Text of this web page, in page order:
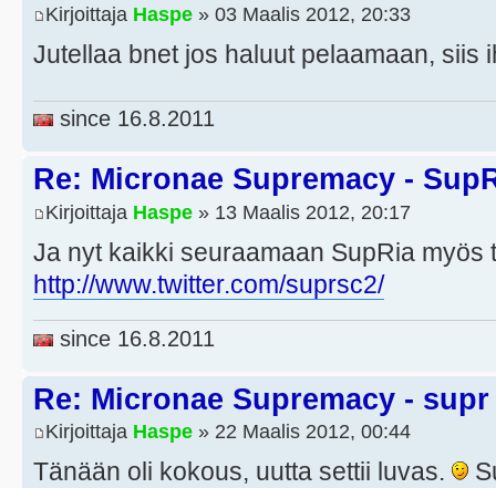
Kirjoittaja Haspe » 03 Maalis 2012, 20:33
Jutellaa bnet jos haluut pelaamaan, siis
since 16.8.2011
Re: Micronae Supremacy -
Kirjoittaja Haspe » 13 Maalis 2012, 20:17
Ja nyt kaikki seuraamaan SupRia myös
http://www.twitter.com/suprsc2/
since 16.8.2011
Re: Micronae Supremacy - supr
Kirjoittaja Haspe » 22 Maalis 2012, 00:44
Tänään oli kokous, uutta settii luvas.